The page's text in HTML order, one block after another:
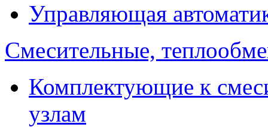
Управляющая
Смесительные,
Комплектующие к
узлам